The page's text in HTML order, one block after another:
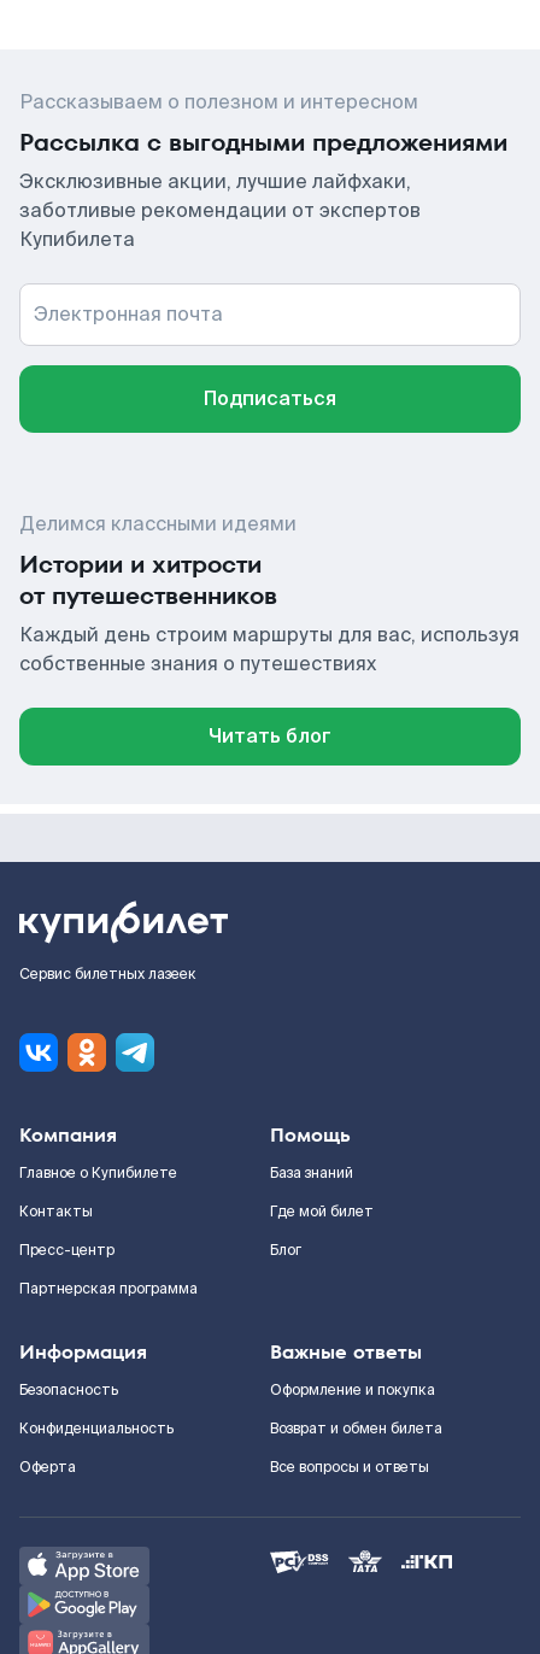
Рассказываем о полезном и интересном
Рассылка с выгодными предложениями
Эксклюзивные акции, лучшие лайфхаки,
заботливые рекомендации от экспертов
Купибилета
Электронная почта
Подписаться
Делимся классными идеями
Истории и хитрости
от путешественников
Каждый день строим маршруты для вас, используя
собственные знания о путешествиях
Читать блог
Сервис билетных лазеек
Компания
Главное о Купибилете
Контакты
Пресс-центр
Партнерская программа
Помощь
База знаний
Где мой билет
Блог
Информация
Безопасность
Конфиденциальность
Оферта
Важные ответы
Оформление и покупка
Возврат и обмен билета
Все вопросы и ответы